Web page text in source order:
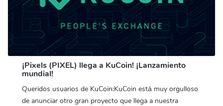
¡Pixels (PIXEL) llega a KuCoin! ¡Lanzamiento
mundial!
Queridos usuarios de KuCoin:KuCoin está muy orgulloso
de anunciar otro gran proyecto que llega a nuestra